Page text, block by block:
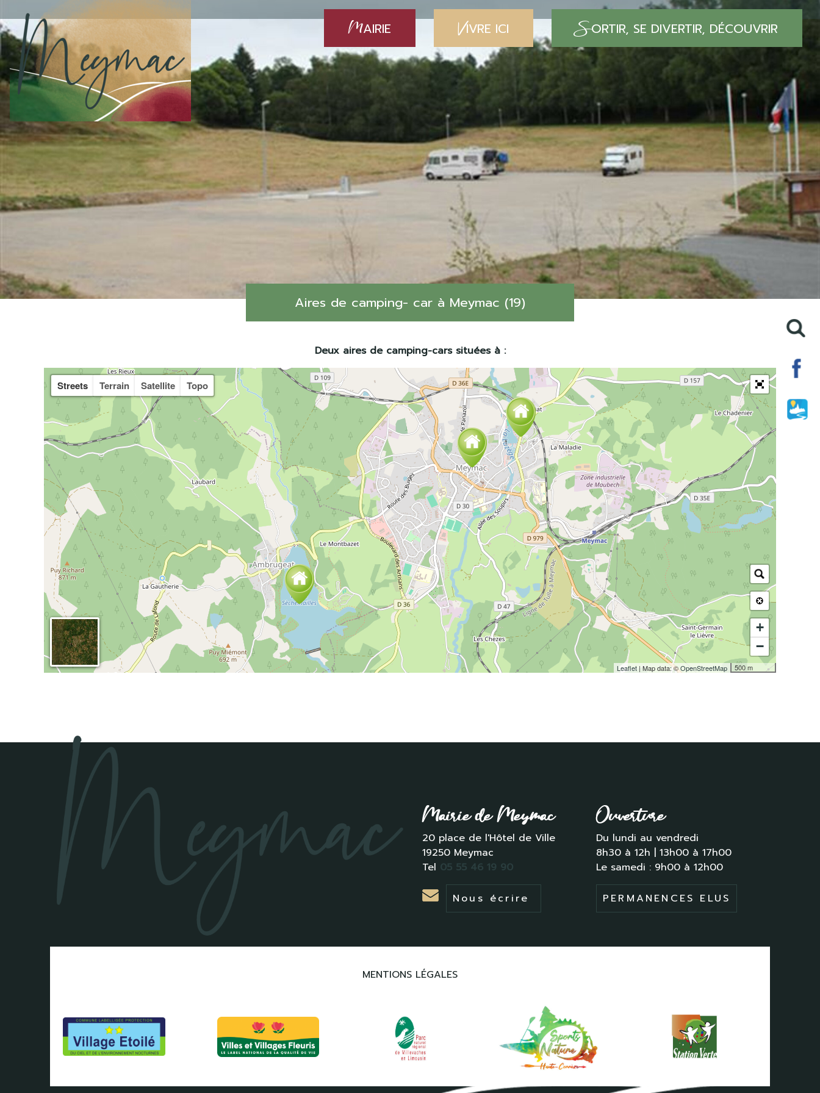
MAIRIE VIVRE ICI SORTIR, SE DIVERTIR, DÉCOUVRIR
Aires de camping- car à Meymac (19)
Deux aires de camping-cars situées à :
Streets Terrain Satellite Topo
+
−
500 m
Leaflet | Map data: ©OpenStreetMap
Mairie de Meymac
20 place de l'Hôtel de Ville
19250 Meymac
Tel 05 55 46 19 90
Nous écrire
Ouverture
Du lundi au vendredi
8h30 à 12h | 13h00 à 17h00
Le samedi : 9h00 à 12h00
PERMANENCES ELUS
MENTIONS LÉGALES